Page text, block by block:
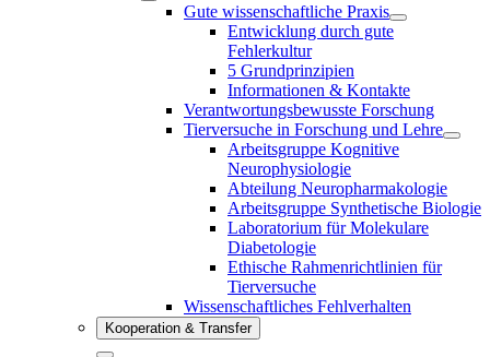
Gute wissenschaftliche Praxis
Entwicklung durch gute
Fehlerkultur
5 Grundprinzipien
Informationen & Kontakte
Verantwortungsbewusste Forschung
Tierversuche in Forschung und Lehre
Arbeitsgruppe Kognitive
Neurophysiologie
Abteilung Neuropharmakologie
Arbeitsgruppe Synthetische Biologie
Laboratorium für Molekulare
Diabetologie
Ethische Rahmenrichtlinien für
Tierversuche
Wissenschaftliches Fehlverhalten
Kooperation & Transfer